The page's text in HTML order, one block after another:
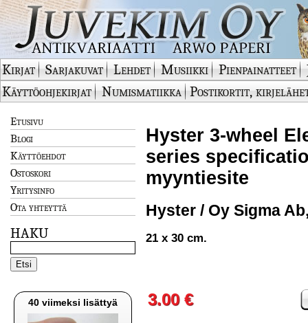
Kirjat Sarjakuvat Lehdet Musiikki Pienpainatteet
Käyttöohjekirjat
Numismatiikka Postikortit,
Etusivu
Blogi
Käyttöehdot
Ostoskori
Yritysinfo
Ota yhteyttä
HAKU
40 viimeksi lisättyä
Hyster 3-wheel
series
myyntiesite
Hyster / Oy Sigma
21 x 30 cm.
3.00 €